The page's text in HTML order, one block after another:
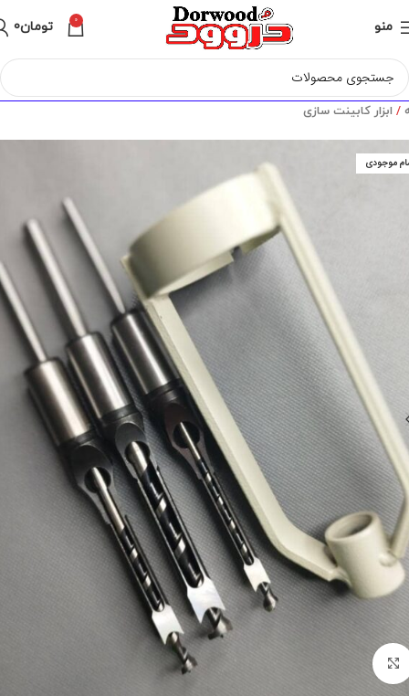
منو 0 تومان0
ابزار کابینت سازی
موجودی
برای بزرگنمایی کلیک کنید